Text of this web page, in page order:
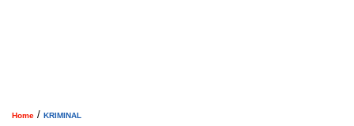
Home / KRIMINAL